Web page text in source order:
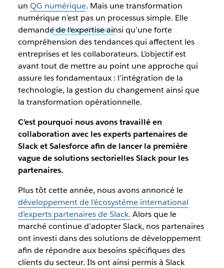
Par l’équipe Slack
30 septembre 2025
Illustration parFrancesco Cicolella
un QG numérique. Mais une transformation
numérique n’est pas un processus simple. Elle
demande de l’expertise ainsi qu’une forte
compréhension des tendances qui affectent les
entreprises et les collaborateurs. L’objectif est
avant tout de mettre au point une approche qui
assure les fondamentaux : l’intégration de la
technologie, la gestion du changement ainsi que
la transformation opérationnelle.
C’est pourquoi nous avons travaillé en
collaboration avec les experts partenaires de
Slack et Salesforce afin de lancer la première
vague de solutions sectorielles Slack pour les
partenaires.
Plus tôt cette année, nous avons annoncé le
développement de l’écosystème international
d’experts partenaires de Slack. Alors que le
marché continue d’adopter Slack, nos partenaires
ont investi dans des solutions de développement
afin de répondre aux besoins spécifiques des
clients du secteur. Ils ont ainsi permis à Slack